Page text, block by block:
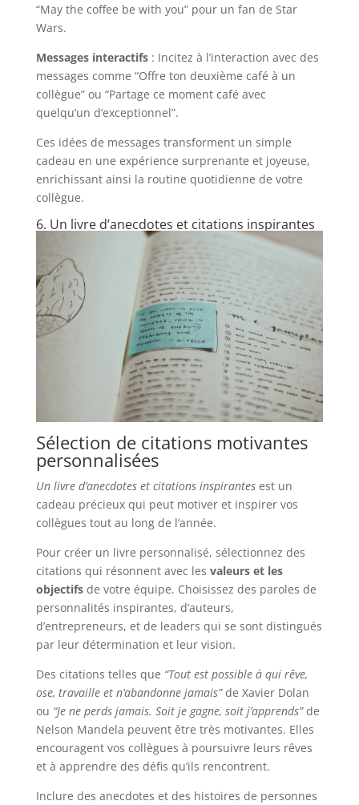
“May the coffee be with you” pour un fan de Star
Wars.
Messages interactifs: Incitez à l’interaction avec des
messages comme “Offre ton deuxième café à un
collègue” ou “Partage ce moment café avec
quelqu’un d’exceptionnel”.
Ces idées de messages transforment un simple
cadeau en une expérience surprenante et joyeuse,
enrichissant ainsi la routine quotidienne de votre
collègue.
6. Un livre d’anecdotes et citations inspirantes
Sélection de citations motivantes
personnalisées
Un livre d’anecdotes et citations inspirantesest un
cadeau précieux qui peut motiver et inspirer vos
collègues tout au long de l’année.
Pour créer un livre personnalisé, sélectionnez des
citations qui résonnent avec les valeurs et les
objectifsde votre équipe. Choisissez des paroles de
personnalités inspirantes, d’auteurs,
d’entrepreneurs, et de leaders qui se sont distingués
par leur détermination et leur vision.
Des citations telles que “Tout est possible à qui rêve,
ose, travaille et n’abandonne jamais”de Xavier Dolan
ou “Je ne perds jamais. Soit je gagne, soit j’apprends”de
Nelson Mandela peuvent être très motivantes. Elles
encouragent vos collègues à poursuivre leurs rêves
et à apprendre des défis qu’ils rencontrent.
Inclure des anecdotes et des histoires de personnes